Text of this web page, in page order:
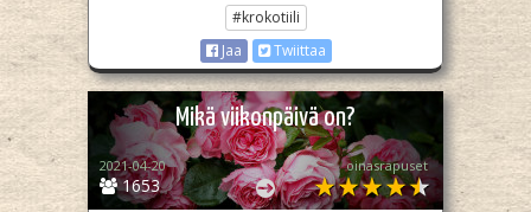
#krokotiili
Jaa
Twiittaa
Mikä viikonpäivä on?
1653
2021-04-20 oinasrapuset